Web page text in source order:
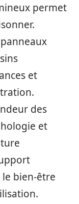
permet
et
des
et
bien‑être